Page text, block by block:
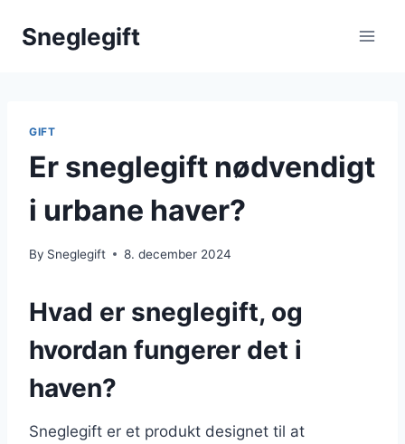
Sneglegift
GIFT
Er sneglegift nødvendigt
i urbane haver?
By Sneglegift 8. december 2024
Hvad er sneglegift, og
hvordan fungerer det i
haven?
Sneglegift er et produkt designet til at